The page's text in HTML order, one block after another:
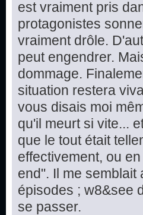
est vraiment pris
protagonistes
vraiment drôle.
peut engendrer.
dommage.
situation restera
vous disais moi
qu'il meurt si vite...
que le tout était
effectivement, ou
end". Il me semblait
épisodes ; w8&see
se passer.